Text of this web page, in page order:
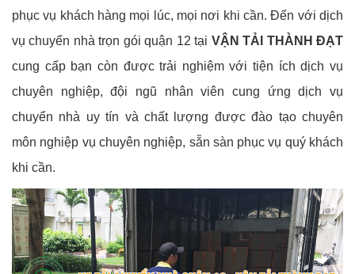
phục vụ khách hàng mọi lúc, mọi nơi khi cần. Đến với dịch
vụ chuyển nhà trọn gói quận 12 tại VẬN TẢI THÀNH ĐẠT
cung cấp bạn còn được trải nghiệm với tiện ích dịch vụ
chuyên nghiệp, đội ngũ nhân viên cung ứng dịch vụ
chuyển nhà uy tín và chất lượng được đào tạo chuyên
môn nghiệp vụ chuyên nghiệp, sẵn sàn phục vụ quý khách
khi cần.